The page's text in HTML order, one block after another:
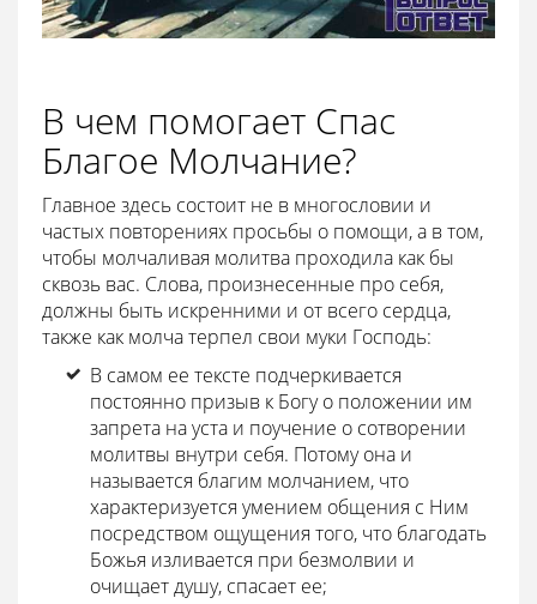
В чем помогает Спас
Благое Молчание?
Главное здесь состоит не в многословии и
частых повторениях просьбы о помощи, а в том,
чтобы молчаливая молитва проходила как бы
сквозь вас. Слова, произнесенные про себя,
должны быть искренними и от всего сердца,
также как молча терпел свои муки Господь:
В самом ее тексте подчеркивается
постоянно призыв к Богу о положении им
запрета на уста и поучение о сотворении
молитвы внутри себя. Потому она и
называется благим молчанием, что
характеризуется умением общения с Ним
посредством ощущения того, что благодать
Божья изливается при безмолвии и
очищает душу, спасает ее;